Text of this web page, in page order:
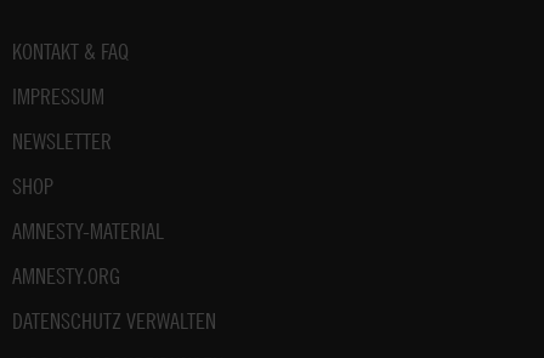
Fußbereich
KONTAKT & FAQ
IMPRESSUM
NEWSLETTER
SHOP
AMNESTY-MATERIAL
AMNESTY.ORG
DATENSCHUTZ VERWALTEN